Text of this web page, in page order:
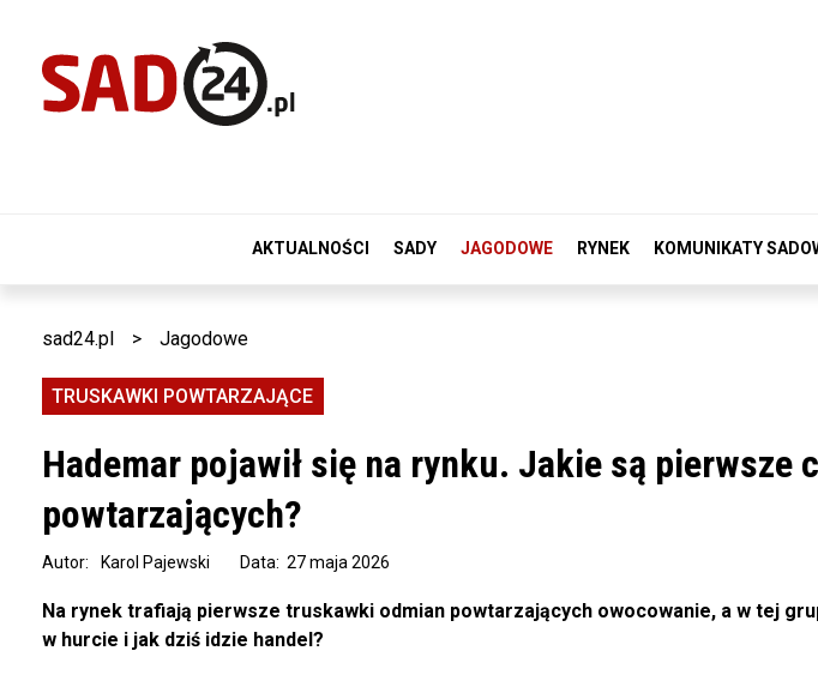
AKTUALNOŚCI SADY JAGODOWE RYNEK KOMUNIKATY
sad24.pl > Jagodowe
TRUSKAWKI POWTARZAJĄCE
Hademar pojawił się na rynku. Jakie są pierwsze
powtarzających?
Data: 27 maja 2026
Autor: Karol Pajewski
Na rynek trafiają pierwsze truskawki odmian powtarzających owocowanie, a w tej
w hurcie i jak dziś idzie handel?